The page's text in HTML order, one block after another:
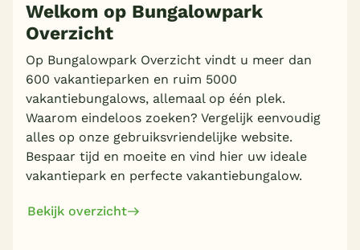
Welkom op Bungalowpark
Overzicht
Op Bungalowpark Overzicht vindt u meer dan
600 vakantieparken en ruim 5000
vakantiebungalows, allemaal op één plek.
Waarom eindeloos zoeken? Vergelijk eenvoudig
alles op onze gebruiksvriendelijke website.
Bespaar tijd en moeite en vind hier uw ideale
vakantiepark en perfecte vakantiebungalow.
Bekijk overzicht